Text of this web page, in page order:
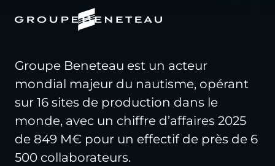
Groupe Beneteau est un acteur
mondial majeur du nautisme, opérant
sur 16 sites de production dans le
monde, avec un chiffre d’affaires 2025
de 849 M€ pour un effectif de près de 6
500 collaborateurs.